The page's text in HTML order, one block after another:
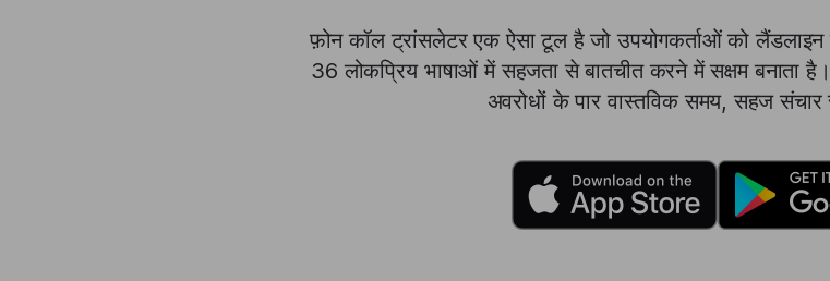
फ़ोन कॉल ट्रांसलेटर एक ऐसा टूल है जो उपयोगकर्ताओं को
36 लोकप्रिय भाषाओं में सहजता से बातचीत करने में सक्षम बनाता
अवरोधों के पार वास्तविक समय, सहज संचार